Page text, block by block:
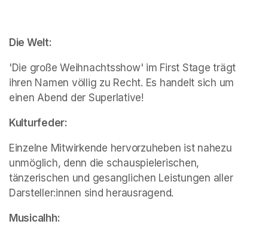
Die Welt:
'Die große Weihnachtsshow' im First Stage trägt
ihren Namen völlig zu Recht. Es handelt sich um
einen Abend der Superlative!
Kulturfeder:
Einzelne Mitwirkende hervorzuheben ist nahezu
unmöglich, denn die schauspielerischen,
tänzerischen und gesanglichen Leistungen aller
Darsteller:innen sind herausragend.
Musicalhh: